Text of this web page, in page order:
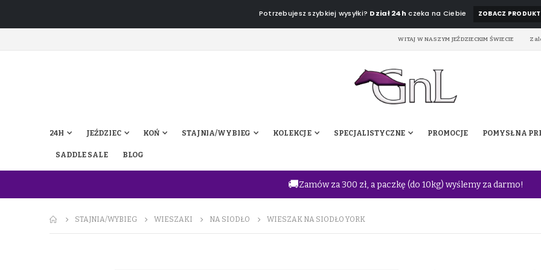
Potrzebujesz szybkiej wysyłki? Dział 24h czeka na Ciebie ZOBACZ
WITAJ W NASZYM JEŹDZIECKIM ŚWIECIE
24H JEŹDZIEC KOŃ STAJNIA/WYBIEG KOLEKCJE SPECJALISTYCZNE PROMOCJE POMYSŁ NA
SADDLE SALE BLOG
🚚Zamów za 300 zł, a paczkę (do 10kg) wyślemy za darmo!
STAJNIA/WYBIEG WIESZAKI NA SIODŁO WIESZAK NA SIODŁO YORK